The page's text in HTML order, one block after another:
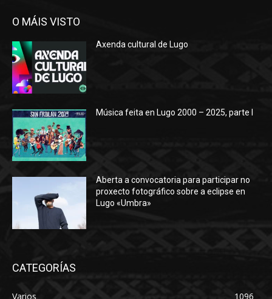
O MÁIS VISTO
Axenda cultural de Lugo
Música feita en Lugo 2000 – 2025, parte I
Aberta a convocatoria para participar no
proxecto fotográfico sobre a eclipse en
Lugo «Umbra»
CATEGORÍAS
Varios
1096